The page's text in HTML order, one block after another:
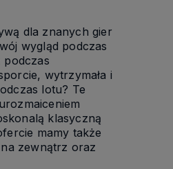
dla znanych gier
wygląd podczas
podczas
wytrzymała i
lotu? Te
klasyczną
mamy także
zewnątrz oraz